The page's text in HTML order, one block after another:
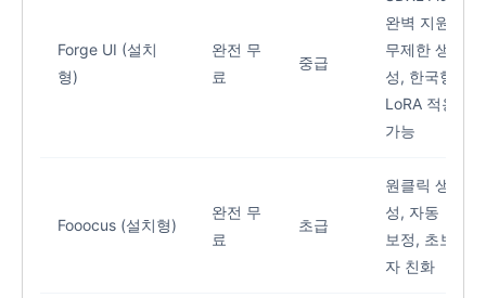
Forge UI (설치
형)
완전 무
료
중급
완벽 지원,
무제한 생
성, 한국형
LoRA 적용
가능
Fooocus (설치형)
완전 무
료
초급
원클릭 생
성, 자동
보정, 초보
자 친화